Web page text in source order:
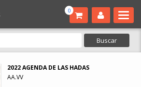
0
2022 AGENDA DE LAS HADAS
AA.VV